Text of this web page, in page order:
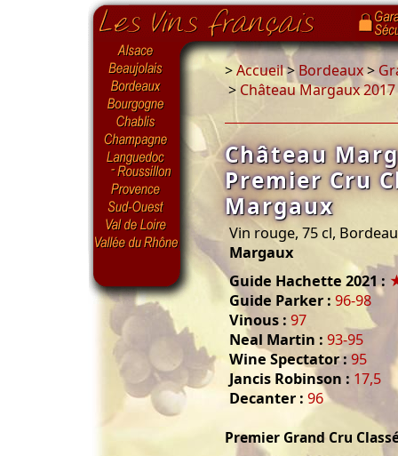
>Accueil>Bordeaux>
> Château Margaux
Château
Premier Cru
Margaux
Vin rouge, 75 cl,
Margaux
Guide Hachette 2021 :
Guide Parker : 96-98
Vinous : 97
Neal Martin : 93-95
Wine Spectator :95
Jancis Robinson : 17,5
Decanter : 96
Premier Grand Cru